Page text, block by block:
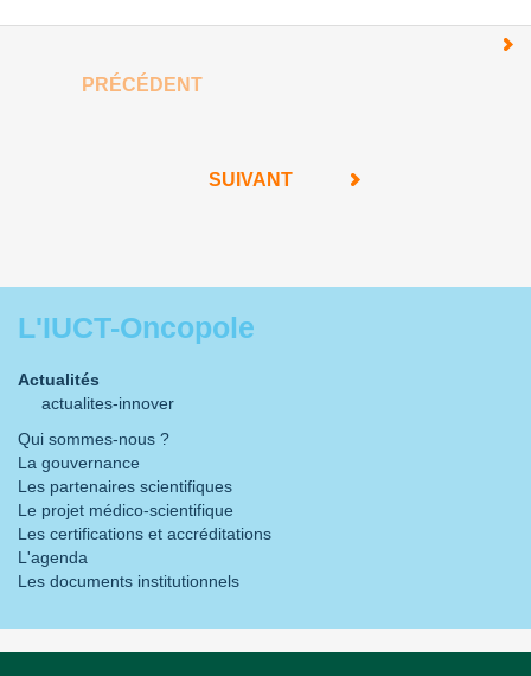
PRÉCÉDENT
SUIVANT
L'IUCT-Oncopole
Actualités
actualites-innover
Qui sommes-nous ?
La gouvernance
Les partenaires scientifiques
Le projet médico-scientifique
Les certifications et accréditations
L'agenda
Les documents institutionnels